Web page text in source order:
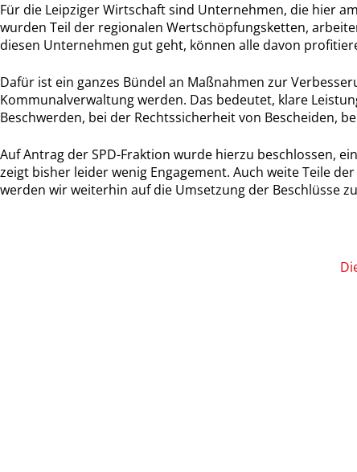
Für die Leipziger Wirtschaft sind Unternehmen, die hier
wurden Teil der regionalen Wertschöpfungsketten,
diesen Unternehmen gut geht, können alle davon
Dafür ist ein ganzes Bündel an Maßnahmen zur
Kommunalverwaltung werden. Das bedeutet, klare
Beschwerden, bei der Rechtssicherheit von Bescheiden,
Auf Antrag der SPD-Fraktion wurde hierzu beschlossen,
zeigt bisher leider wenig Engagement. Auch weite Teile
werden wir weiterhin auf die Umsetzung der Beschlüsse